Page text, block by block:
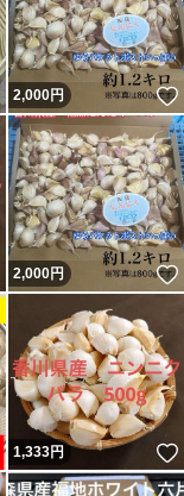
いいね！
2,000円
いいね！
2,000円
いいね！
1,333円